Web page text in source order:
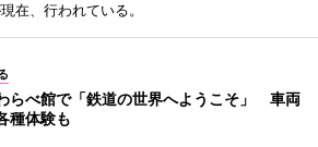
在、行われている。
らべ館で「鉄道の世界へようこそ」 車両
種体験も